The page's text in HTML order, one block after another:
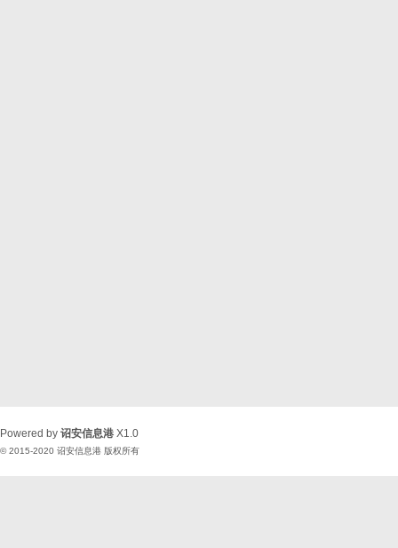
Powered by 诏安信息港 X1.0
© 2015-2020 诏安信息港 版权所有